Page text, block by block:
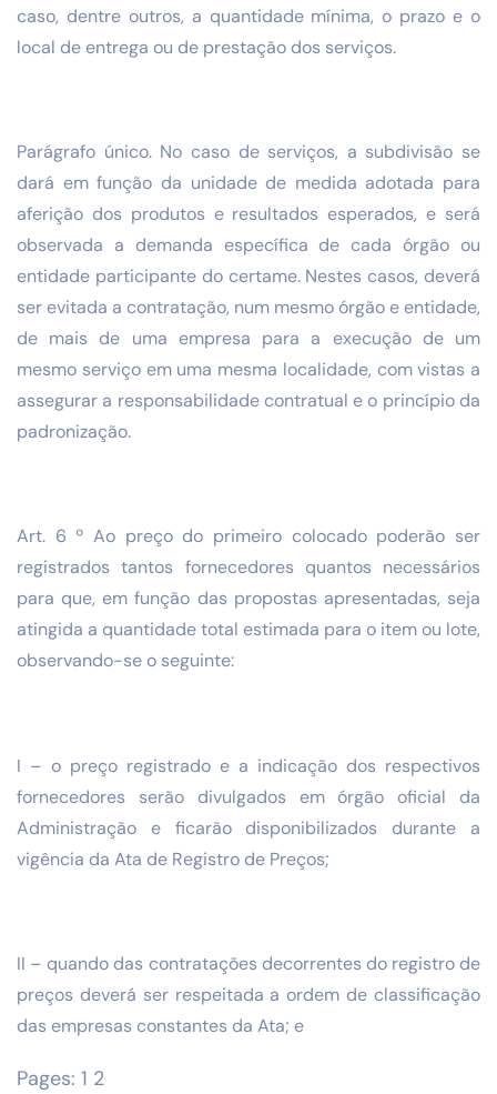
caso, dentre outros, a quantidade mínima, o prazo e o
local de entrega ou de prestação dos serviços.
Parágrafo único. No caso de serviços, a subdivisão se
dará em função da unidade de medida adotada para
aferição dos produtos e resultados esperados, e será
observada a demanda específica de cada órgão ou
entidade participante do certame. Nestes casos, deverá
ser evitada a contratação, num mesmo órgão e entidade,
de mais de uma empresa para a execução de um
mesmo serviço em uma mesma localidade, com vistas a
assegurar a responsabilidade contratual e o princípio da
padronização.
Art. 6 º Ao preço do primeiro colocado poderão ser
registrados tantos fornecedores quantos necessários
para que, em função das propostas apresentadas, seja
atingida a quantidade total estimada para o item ou lote,
observando-se o seguinte:
I – o preço registrado e a indicação dos respectivos
fornecedores serão divulgados em órgão oficial da
Administração e ficarão disponibilizados durante a
vigência da Ata de Registro de Preços;
II – quando das contratações decorrentes do registro de
preços deverá ser respeitada a ordem de classificação
das empresas constantes da Ata; e
Pages: 1 2